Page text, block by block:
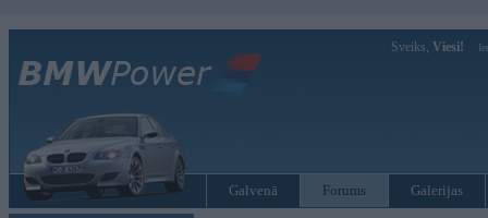
Sveiks, Viesi!
Galvenā Forums Galerijas